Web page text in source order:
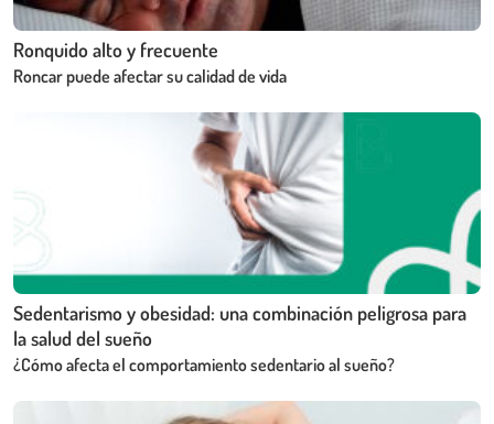
Ronquido alto y frecuente
Roncar puede afectar su calidad de vida
Sedentarismo y obesidad: una combinación peligrosa para
la salud del sueño
¿Cómo afecta el comportamiento sedentario al sueño?